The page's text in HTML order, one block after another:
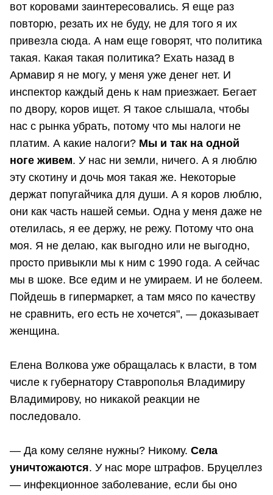
вот коровами заинтересовались. Я еще раз
повторю, резать их не буду, не для того я их
привезла сюда. А нам еще говорят, что политика
такая. Какая такая политика? Ехать назад в
Армавир я не могу, у меня уже денег нет. И
инспектор каждый день к нам приезжает. Бегает
по двору, коров ищет. Я такое слышала, чтобы
нас с рынка убрать, потому что мы налоги не
платим. А какие налоги? Мы и так на одной
ноге живем. У нас ни земли, ничего. А я люблю
эту скотину и дочь моя такая же. Некоторые
держат попугайчика для души. А я коров люблю,
они как часть нашей семьи. Одна у меня даже не
отелилась, я ее держу, не режу. Потому что она
моя. Я не делаю, как выгодно или не выгодно,
просто привыкли мы к ним с 1990 года. А сейчас
мы в шоке. Все едим и не умираем. И не болеем.
Пойдешь в гипермаркет, а там мясо по качеству
не сравнить, его есть не хочется", — доказывает
женщина.
Елена Волкова уже обращалась к власти, в том
числе к губернатору Ставрополья Владимиру
Владимирову, но никакой реакции не
последовало.
— Да кому селяне нужны? Никому. Села
уничтожаются. У нас море штрафов. Бруцеллез
— инфекционное заболевание, если бы оно